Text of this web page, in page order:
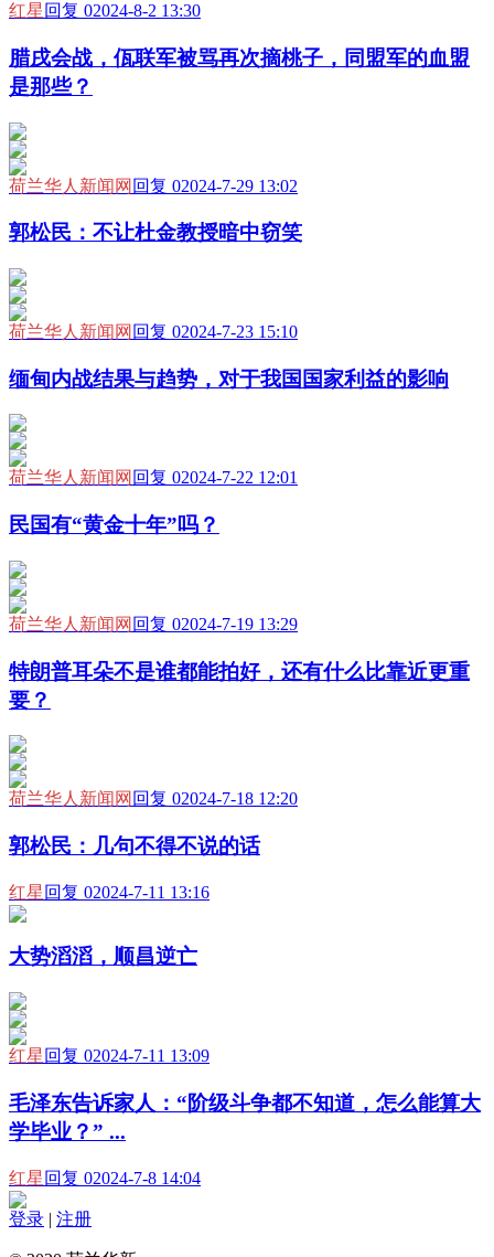
红星 回复 02024-8-2 13:30
腊戌会战，佤联军被骂再次摘桃子，同盟军的血盟
是那些？
荷兰华人新闻网 回复 02024-7-29 13:02
郭松民：不让杜金教授暗中窃笑
荷兰华人新闻网 回复 02024-7-23 15:10
缅甸内战结果与趋势，对于我国国家利益的影响
荷兰华人新闻网 回复 02024-7-22 12:01
民国有“黄金十年”吗？
荷兰华人新闻网 回复 02024-7-19 13:29
特朗普耳朵不是谁都能拍好，还有什么比靠近更重
要？
荷兰华人新闻网 回复 02024-7-18 12:20
郭松民：几句不得不说的话
红星 回复 02024-7-11 13:16
大势滔滔，顺昌逆亡
红星 回复 02024-7-11 13:09
毛泽东告诉家人：“阶级斗争都不知道，怎么能算大
学毕业？” ...
红星 回复 02024-7-8 14:04
登录 | 注册